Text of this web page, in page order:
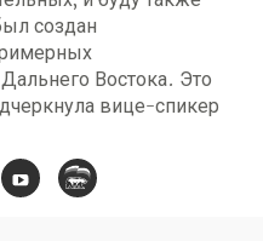
создан
Востока. Это
вице-спикер